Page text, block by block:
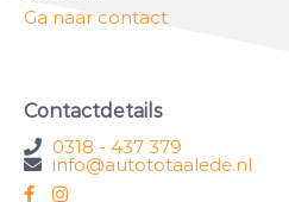
Ga naar contact
Contactdetails
0318 - 437 379
info@autototaalede.nl